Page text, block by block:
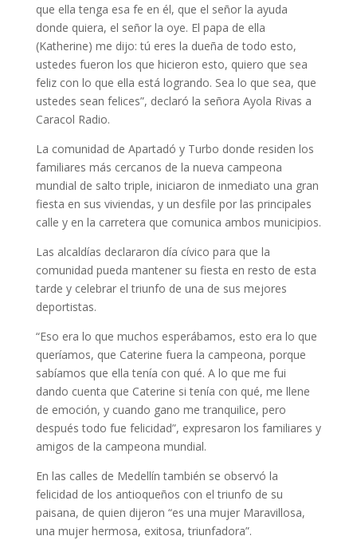
que ella tenga esa fe en él, que el señor la ayuda
donde quiera, el señor la oye. El papa de ella
(Katherine) me dijo: tú eres la dueña de todo esto,
ustedes fueron los que hicieron esto, quiero que sea
feliz con lo que ella está logrando. Sea lo que sea, que
ustedes sean felices”, declaró la señora Ayola Rivas a
Caracol Radio.
La comunidad de Apartadó y Turbo donde residen los
familiares más cercanos de la nueva campeona
mundial de salto triple, iniciaron de inmediato una gran
fiesta en sus viviendas, y un desfile por las principales
calle y en la carretera que comunica ambos municipios.
Las alcaldías declararon día cívico para que la
comunidad pueda mantener su fiesta en resto de esta
tarde y celebrar el triunfo de una de sus mejores
deportistas.
“Eso era lo que muchos esperábamos, esto era lo que
queríamos, que Caterine fuera la campeona, porque
sabíamos que ella tenía con qué. A lo que me fui
dando cuenta que Caterine si tenía con qué, me llene
de emoción, y cuando gano me tranquilice, pero
después todo fue felicidad”, expresaron los familiares y
amigos de la campeona mundial.
En las calles de Medellín también se observó la
felicidad de los antioqueños con el triunfo de su
paisana, de quien dijeron “es una mujer Maravillosa,
una mujer hermosa, exitosa, triunfadora”.